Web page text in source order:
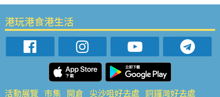
港玩港食港生活
活動展覽 市集 開倉 尖沙咀好去處 銅鑼灣好去處